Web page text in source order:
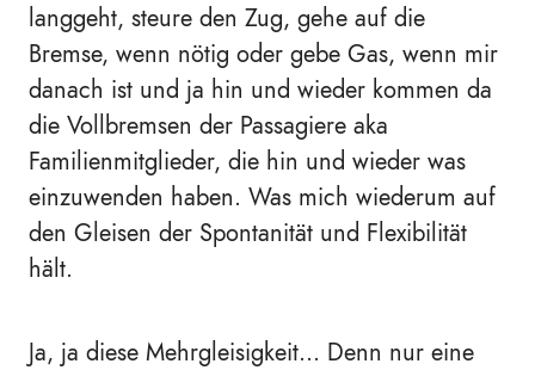
langgeht, steure den Zug, gehe auf die
Bremse, wenn nötig oder gebe Gas, wenn mir
danach ist und ja hin und wieder kommen da
die Vollbremsen der Passagiere aka
Familienmitglieder, die hin und wieder was
einzuwenden haben. Was mich wiederum auf
den Gleisen der Spontanität und Flexibilität
hält.
Ja, ja diese Mehrgleisigkeit... Denn nur eine